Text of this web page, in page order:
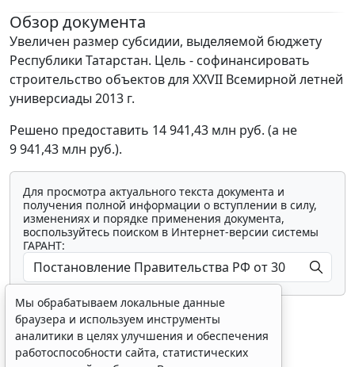
Обзор документа
Увеличен размер субсидии, выделяемой бюджету
Республики Татарстан. Цель - софинансировать
строительство объектов для XXVII Всемирной летней
универсиады 2013 г.
Решено предоставить 14 941,43 млн руб. (а не
9 941,43 млн руб.).
Для просмотра актуального текста документа и
получения полной информации о вступлении в силу,
изменениях и порядке применения документа,
воспользуйтесь поиском в Интернет-версии системы
ГАРАНТ:
Мы обрабатываем локальные данные
браузера и используем инструменты
аналитики в целях улучшения и обеспечения
работоспособности сайта, статистических